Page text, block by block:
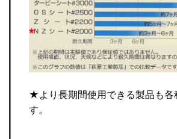
★より長期間使用できる製品も各
す。